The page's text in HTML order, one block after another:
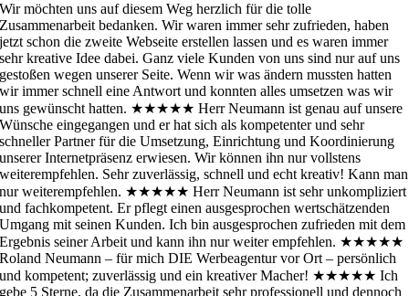
Wir möchten uns auf diesem Weg herzlich für die tolle
Zusammenarbeit bedanken. Wir waren immer sehr zufrieden, haben
jetzt schon die zweite Webseite erstellen lassen und es waren immer
sehr kreative Idee dabei. Ganz viele Kunden von uns sind nur auf uns
gestoßen wegen unserer Seite. Wenn wir was ändern mussten hatten
wir immer schnell eine Antwort und konnten alles umsetzen was wir
uns gewünscht hatten. ★★★★★ Herr Neumann ist genau auf unsere
Wünsche eingegangen und er hat sich als kompetenter und sehr
schneller Partner für die Umsetzung, Einrichtung und Koordinierung
unserer Internetpräsenz erwiesen. Wir können ihn nur vollstens
weiterempfehlen. Sehr zuverlässig, schnell und echt kreativ! Kann man
nur weiterempfehlen. ★★★★★ Herr Neumann ist sehr unkompliziert
und fachkompetent. Er pflegt einen ausgesprochen wertschätzenden
Umgang mit seinen Kunden. Ich bin ausgesprochen zufrieden mit dem
Ergebnis seiner Arbeit und kann ihn nur weiter empfehlen. ★★★★★
Roland Neumann – für mich DIE Werbeagentur vor Ort – persönlich
und kompetent; zuverlässig und ein kreativer Macher! ★★★★★ Ich
gebe 5 Sterne, da die Zusammenarbeit sehr professionell und dennoch